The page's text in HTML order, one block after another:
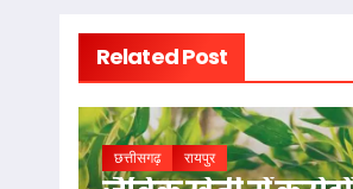
Related Post
छत्तीसगढ़ रायपुर